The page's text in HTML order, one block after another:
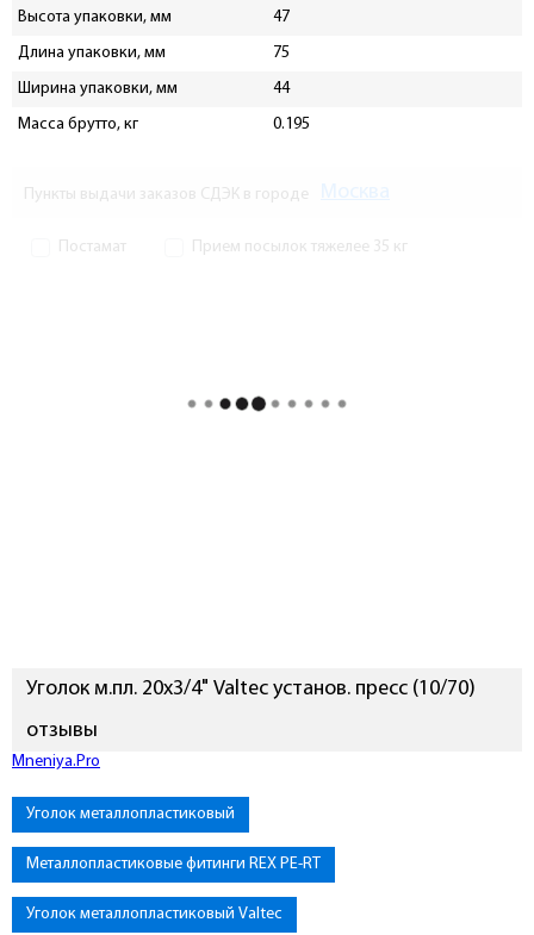
Высота упаковки, мм
47
Длина упаковки, мм
75
Ширина упаковки, мм
44
Масса брутто, кг
0.195
Пункты выдачи заказов СДЭК в городе
Постамат Прием посылок тяжелее 35 кг
Уголок м.пл. 20х3/4" Valtec установ. пресс (10/70)
отзывы
Подключиться к Mneniya.Pro
Уголок металлопластиковый
Металлопластиковые фитинги REX PE-RT
Уголок металлопластиковый Valtec